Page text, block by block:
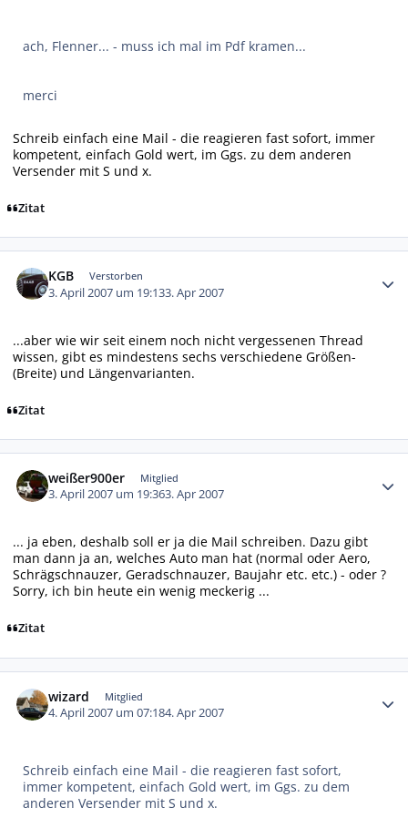
ach, Flenner... - muss ich mal im Pdf kramen...
merci
Schreib einfach eine Mail - die reagieren fast sofort, immer
kompetent, einfach Gold wert, im Ggs. zu dem anderen
Versender mit S und x.
Zitat
KGB Verstorben
3. April 2007 um 19:133. Apr 2007
...aber wie wir seit einem noch nicht vergessenen Thread
wissen, gibt es mindestens sechs verschiedene Größen-
(Breite) und Längenvarianten.
Zitat
weißer900er Mitglied
3. April 2007 um 19:363. Apr 2007
... ja eben, deshalb soll er ja die Mail schreiben. Dazu gibt
man dann ja an, welches Auto man hat (normal oder Aero,
Schrägschnauzer, Geradschnauzer, Baujahr etc. etc.) - oder ?
Sorry, ich bin heute ein wenig meckerig ...
Zitat
wizard Mitglied
4. April 2007 um 07:184. Apr 2007
Schreib einfach eine Mail - die reagieren fast sofort,
immer kompetent, einfach Gold wert, im Ggs. zu dem
anderen Versender mit S und x.